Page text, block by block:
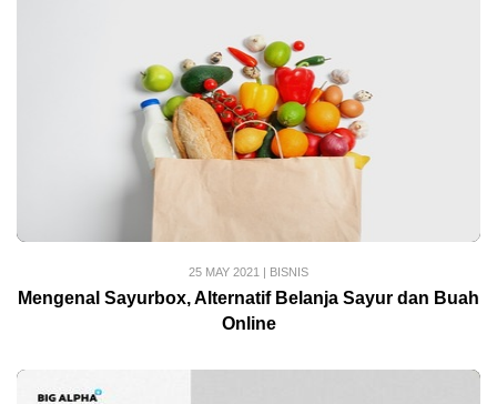
25 MAY 2021 BISNIS
Mengenal Sayurbox, Alternatif Belanja Sayur dan Buah
Online